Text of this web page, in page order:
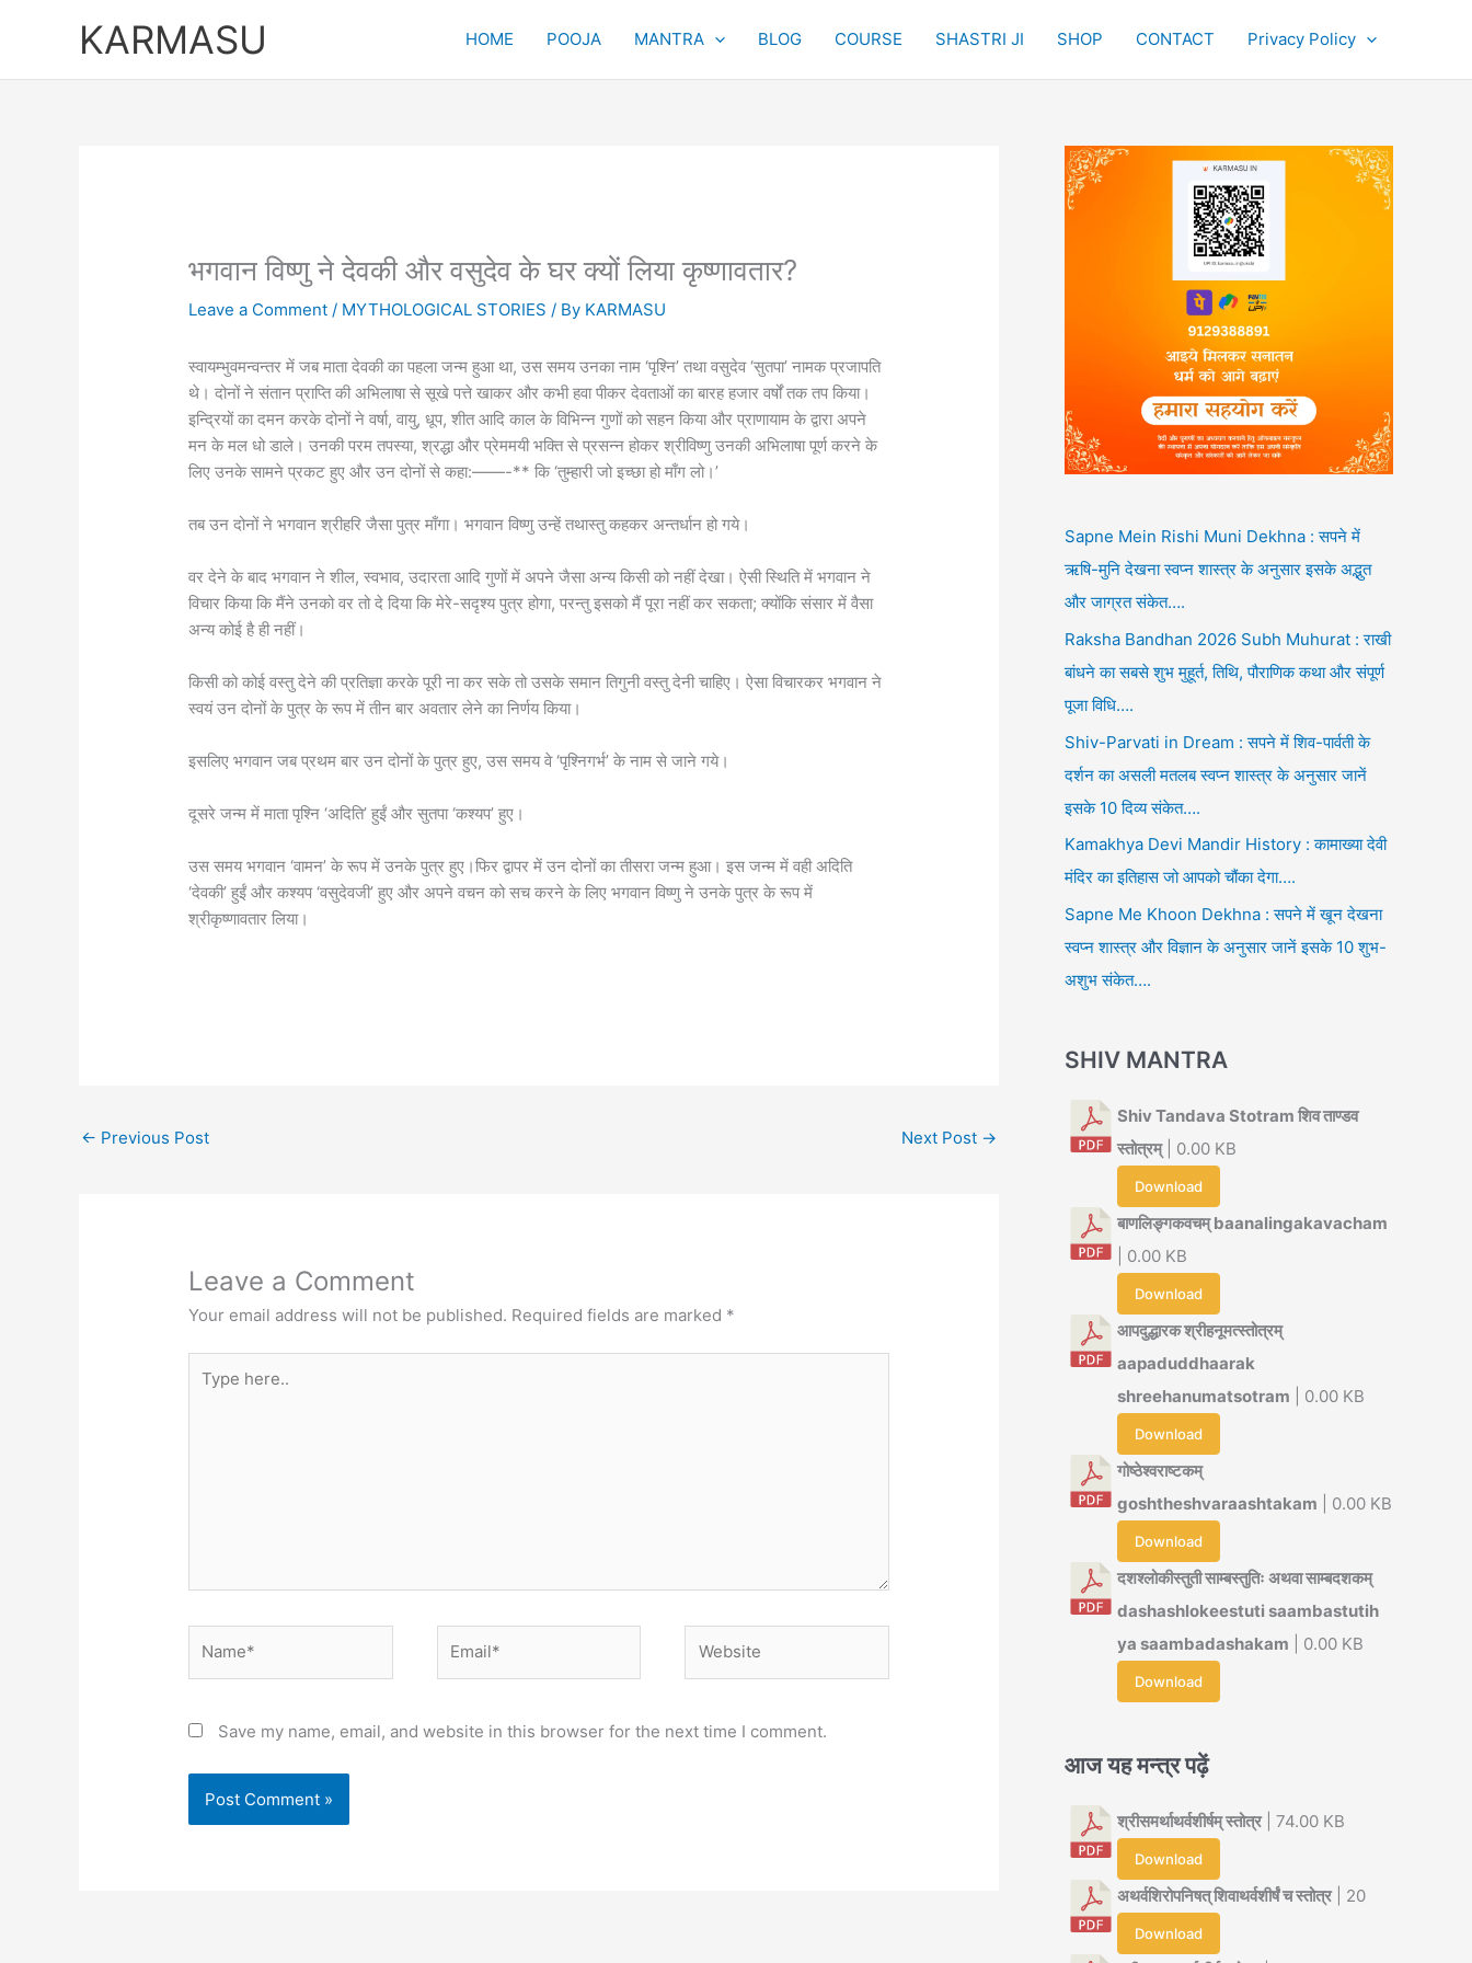
KARMASU HOME POOJA MANTRA BLOG COURSE SHASTRI JI SHOP CONTACT Privacy Policy
भगवान विष्णु ने देवकी और वसुदेव के घर क्यों लिया कृष्णावतार?
Leave a Comment / MYTHOLOGICAL STORIES / By KARMASU
स्वायम्भुवमन्वन्तर में जब माता देवकी का पहला जन्म हुआ था, उस समय उनका नाम ‘पृश्नि’ तथा वसुदेव ‘सुतपा’ नामक प्रजापति
थे। दोनों ने संतान प्राप्ति की अभिलाषा से सूखे पत्ते खाकर और कभी हवा पीकर देवताओं का बारह हजार वर्षों तक तप किया।
इन्द्रियों का दमन करके दोनों ने वर्षा, वायु, धूप, शीत आदि काल के विभिन्न गुणों को सहन किया और प्राणायाम के द्वारा अपने
मन के मल धो डाले। उनकी परम तपस्या, श्रद्धा और प्रेममयी भक्ति से प्रसन्न होकर श्रीविष्णु उनकी अभिलाषा पूर्ण करने के
लिए उनके सामने प्रकट हुए और उन दोनों से कहा:——-** कि ‘तुम्हारी जो इच्छा हो माँग लो।’
तब उन दोनों ने भगवान श्रीहरि जैसा पुत्र माँगा। भगवान विष्णु उन्हें तथास्तु कहकर अन्तर्धान हो गये।
वर देने के बाद भगवान ने शील, स्वभाव, उदारता आदि गुणों में अपने जैसा अन्य किसी को नहीं देखा। ऐसी स्थिति में भगवान ने
विचार किया कि मैंने उनको वर तो दे दिया कि मेरे-सदृश्य पुत्र होगा, परन्तु इसको मैं पूरा नहीं कर सकता; क्योंकि संसार में वैसा
अन्य कोई है ही नहीं।
किसी को कोई वस्तु देने की प्रतिज्ञा करके पूरी ना कर सके तो उसके समान तिगुनी वस्तु देनी चाहिए। ऐसा विचारकर भगवान ने
स्वयं उन दोनों के पुत्र के रूप में तीन बार अवतार लेने का निर्णय किया।
इसलिए भगवान जब प्रथम बार उन दोनों के पुत्र हुए, उस समय वे ‘पृश्निगर्भ’ के नाम से जाने गये।
दूसरे जन्म में माता पृश्नि ‘अदिति’ हुईं और सुतपा ‘कश्यप’ हुए।
उस समय भगवान ‘वामन’ के रूप में उनके पुत्र हुए।फिर द्वापर में उन दोनों का तीसरा जन्म हुआ। इस जन्म में वही अदिति
‘देवकी’ हुईं और कश्यप ‘वसुदेवजी’ हुए और अपने वचन को सच करने के लिए भगवान विष्णु ने उनके पुत्र के रूप में
श्रीकृष्णावतार लिया।
← Previous Post Next Post →
Leave a Comment
Your email address will not be published. Required fields are marked *
here..
Save my name, email, and website in this browser for the next time I comment.
Sapne Mein Rishi Muni Dekhna : सपने में
ऋषि-मुनि देखना स्वप्न शास्त्र के अनुसार इसके अद्भुत
और जाग्रत संकेत….
Raksha Bandhan 2026 Subh Muhurat : राखी
बांधने का सबसे शुभ मुहूर्त, तिथि, पौराणिक कथा और संपूर्ण
पूजा विधि….
Shiv-Parvati in Dream : सपने में शिव-पार्वती के
दर्शन का असली मतलब स्वप्न शास्त्र के अनुसार जानें
इसके 10 दिव्य संकेत….
Kamakhya Devi Mandir History : कामाख्या देवी
मंदिर का इतिहास जो आपको चौंका देगा….
Sapne Me Khoon Dekhna : सपने में खून देखना
स्वप्न शास्त्र और विज्ञान के अनुसार जानें इसके 10 शुभ-
अशुभ संकेत….
SHIV MANTRA
Shiv Tandava Stotram शिव ताण्डव
स्तोत्रम्| 0.00 KB
Download
बाणलिङ्गकवचम् baanalingakavacham
| 0.00 KB
Download
आपदुद्धारक श्रीहनूमत्स्तोत्रम्
aapaduddhaarak
shreehanumatsotram | 0.00 KB
Download
गोष्ठेश्वराष्टकम्
goshtheshvaraashtakam | 0.00 KB
Download
दशश्लोकीस्तुती साम्बस्तुतिः अथवा साम्बदशकम्
dashashlokeestuti saambastutih
ya saambadashakam | 0.00 KB
Download
आज यह मन्त्र पढ़ें
श्रीसमर्थाथर्वशीर्षम् स्तोत्र| 74.00 KB
Download
अथर्वशिरोपनिषत् शिवाथर्वशीर्षं च स्तोत्र| 20
Download